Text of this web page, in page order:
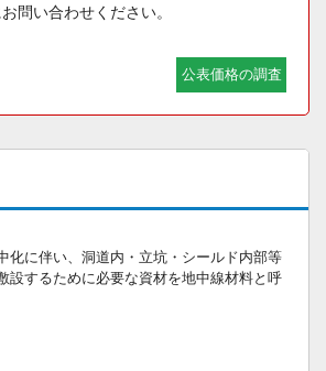
問い合わせください。
公表価格の調査
化に伴い、洞道内・立坑・シールド内部等
設するために必要な資材を地中線材料と呼